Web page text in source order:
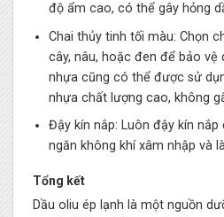
độ ẩm cao, có thể gây hỏng
Chai thủy tinh tối màu: Chọn
cây, nâu, hoặc đen để bảo vệ
nhựa cũng có thể được sử
nhựa chất lượng cao, không
Đậy kín nắp: Luôn đậy kín
ngăn không khí xâm nhập và
Tổng kết
Dầu oliu ép lạnh là một nguồn